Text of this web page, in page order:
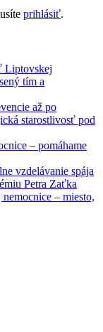
prihlásiť.
Liptovskej
tím a
až po
starostlivosť pod
– pomáhame
vzdelávanie spája
Petra Zaťka
– miesto,